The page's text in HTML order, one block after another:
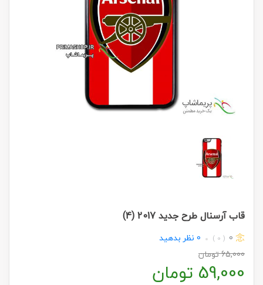
قاب آرسنال طرح جدید 2017 (4)
0
( 0 )
0 نظر بدهید
65,000تومان
59,000 تومان